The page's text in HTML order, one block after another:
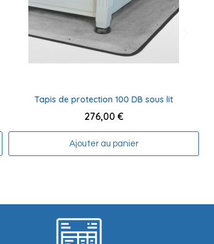
Tapis de protection 100 DB sous lit
276,00 €
Ajouter au panier